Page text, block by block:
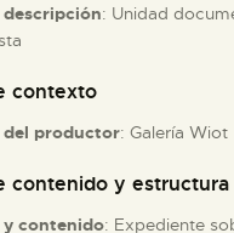
descripción: Unidad
contexto
del productor: Galería Wiot
contenido y estructura
y contenido: Expediente